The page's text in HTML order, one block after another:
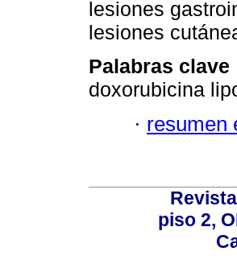
lesiones
lesiones
Palabras clave
doxorubicina
· resumen
piso 2,